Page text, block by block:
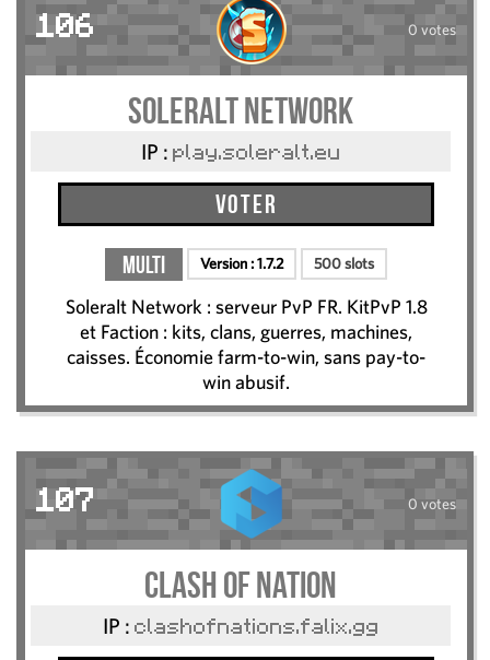
106 0 votes
Soleralt NETWORK
IP : play.soleralt.eu
Voter
Multi Version :1.7.2 500 slots
Soleralt Network : serveur PvP FR. KitPvP 1.8
et Faction : kits, clans, guerres, machines,
caisses. Économie farm-to-win, sans pay-to-
win abusif.
107 0 votes
clash of nation
IP : clashofnations.falix.gg